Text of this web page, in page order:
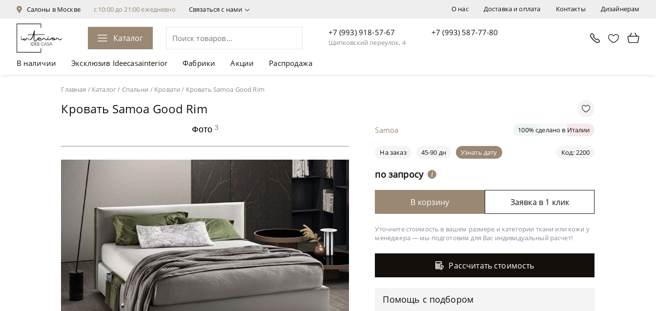
О нас Доставка и оплата Контакты Дизайнерам
Салоны в Москве с 10:00 до 21:00 ежедневно Связаться с нами
Каталог
+7 (993) 918-57-67
Щипковский переулок, 4
+7 (993) 587-77-80
В наличии Эксклюзив Ideecasainterior Фабрики Акции Распродажа
Главная / Каталог/ Спальни / Кровати / Кровать Samoa Good Rim
Кровать Samoa Good Rim
Фото3 Samoa 100% сделано в Италии
Код: 2200
На заказ 45-90 дн Узнать дату
по запросу i
В корзину Заявка в 1 клик
Уточните стоимость в вашем размере и категории ткани или кожи у
менеджера — мы подготовим для Вас индивидуальный расчет!
Рассчитать стоимость
Помощь с подбором